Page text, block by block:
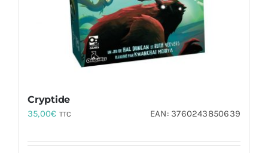
Cryptide
35,00€ TTC EAN:3760243850639